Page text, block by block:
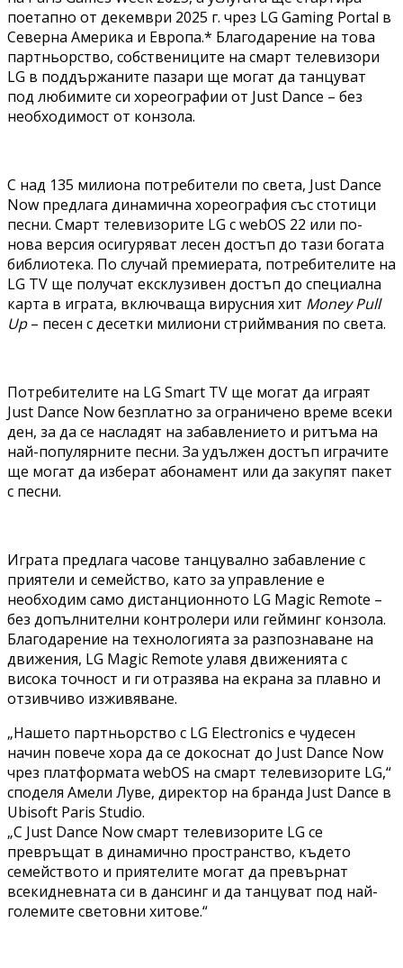
поетапно от декември 2025 г. чрез LG Gaming Portal в
Северна Америка и Европа.* Благодарение на това
партньорство, собствениците на смарт телевизори
LG в поддържаните пазари ще могат да танцуват
под любимите си хореографии от Just Dance – без
необходимост от конзола.
С над 135 милиона потребители по света, Just Dance
Now предлага динамична хореография със стотици
песни. Смарт телевизорите LG с webOS 22 или по-
нова версия осигуряват лесен достъп до тази богата
библиотека. По случай премиерата, потребителите на
LG TV ще получат ексклузивен достъп до специална
карта в играта, включваща вирусния хит Money Pull
Up– песен с десетки милиони стриймвания по света.
Потребителите на LG Smart TV ще могат да играят
Just Dance Now безплатно за ограничено време всеки
ден, за да се насладят на забавлението и ритъма на
най-популярните песни. За удължен достъп играчите
ще могат да изберат абонамент или да закупят пакет
с песни.
Играта предлага часове танцувално забавление с
приятели и семейство, като за управление е
необходим само дистанционното LG Magic Remote –
без допълнителни контролери или гейминг конзола.
Благодарение на технологията за разпознаване на
движения, LG Magic Remote улавя движенията с
висока точност и ги отразява на екрана за плавно и
отзивчиво изживяване.
„Нашето партньорство с LG Electronics е чудесен
начин повече хора да се докоснат до Just Dance Now
чрез платформата webOS на смарт телевизорите LG,“
споделя Амели Луве, директор на бранда Just Dance в
Ubisoft Paris Studio.
„С Just Dance Now смарт телевизорите LG се
превръщат в динамично пространство, където
семейството и приятелите могат да превърнат
всекидневната си в дансинг и да танцуват под най-
големите световни хитове.“